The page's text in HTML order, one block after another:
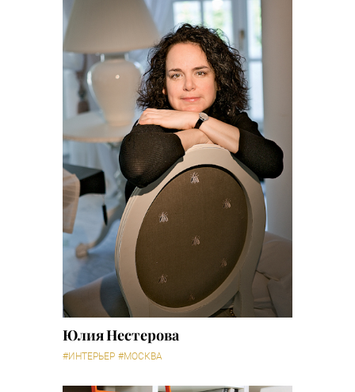
Юлия Нестерова
#ИНТЕРЬЕР #МОСКВА